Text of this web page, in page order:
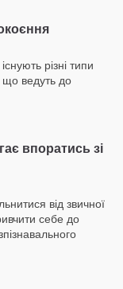
різні типи
що ведуть до
впоратись зі
від звичної
себе до